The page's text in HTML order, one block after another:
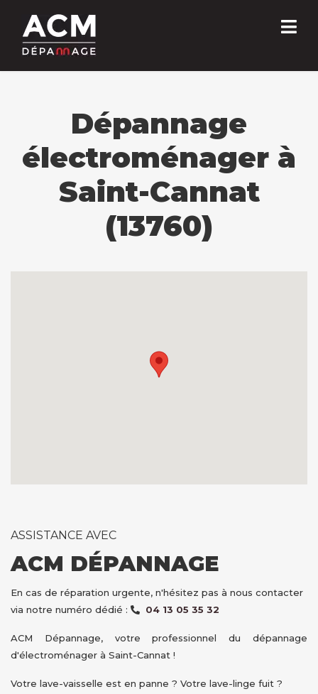
Dépannage
électroménager à
Saint-Cannat
(13760)
ASSISTANCE AVEC
ACM DÉPANNAGE
En cas de réparation urgente, n'hésitez pas à nous contacter
via notre numéro dédié :
04 13 05 35 32
ACM Dépannage, votre professionnel du dépannage
d'électroménager à Saint-Cannat !
Votre lave-vaisselle est en panne ? Votre lave-linge fuit ?